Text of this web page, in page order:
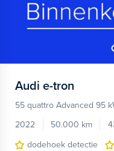
Audi e-tron
55 quattro Advanced 95
2022
50.000 km
dodehoek detectie